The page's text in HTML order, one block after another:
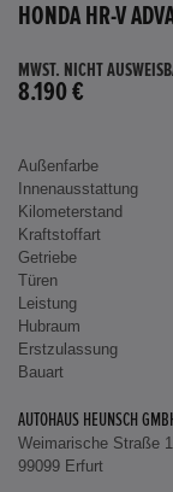
HONDA HR-V
MWST. NICHT
8.190 €
Außenfarbe
Innenausstattung
Kilometerstand
Kraftstoffart
Getriebe
Türen
Leistung
Hubraum
Erstzulassung
Bauart
AUTOHAUS HEUNSCH
Weimarische Straße
99099 Erfurt